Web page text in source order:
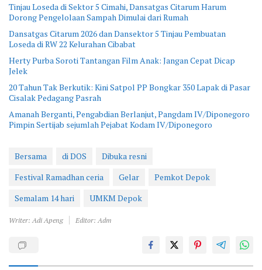
Tinjau Loseda di Sektor 5 Cimahi, Dansatgas Citarum Harum
Dorong Pengelolaan Sampah Dimulai dari Rumah
Dansatgas Citarum 2026 dan Dansektor 5 Tinjau Pembuatan
Loseda di RW 22 Kelurahan Cibabat
Herty Purba Soroti Tantangan Film Anak: Jangan Cepat Dicap
Jelek
20 Tahun Tak Berkutik: Kini Satpol PP Bongkar 350 Lapak di Pasar
Cisalak Pedagang Pasrah
Amanah Berganti, Pengabdian Berlanjut, Pangdam IV/Diponegoro
Pimpin Sertijab sejumlah Pejabat Kodam IV/Diponegoro
Bersama di DOS
Dibuka resni
Festival Ramadhan ceria
Gelar
Pemkot Depok
Semalam 14 hari
UMKM Depok
Writer: Adi Apeng Editor: Adm